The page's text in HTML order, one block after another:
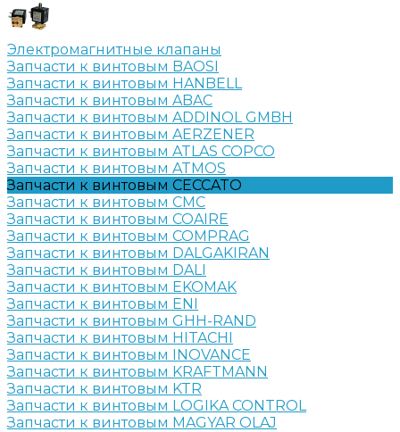
Электромагнитные клапаны
Запчасти к винтовым BAOSI
Запчасти к винтовым HANBELL
Запчасти к винтовым ABAC
Запчасти к винтовым ADDINOL GMBH
Запчасти к винтовым AERZENER
Запчасти к винтовым ATLAS COPCO
Запчасти к винтовым ATMOS
Запчасти к винтовым CECCATO
Запчасти к винтовым CMC
Запчасти к винтовым COAIRE
Запчасти к винтовым COMPRAG
Запчасти к винтовым DALGAKIRAN
Запчасти к винтовым DALI
Запчасти к винтовым EKOMAK
Запчасти к винтовым ENI
Запчасти к винтовым GHH-RAND
Запчасти к винтовым HITACHI
Запчасти к винтовым INOVANCE
Запчасти к винтовым KRAFTMANN
Запчасти к винтовым KTR
Запчасти к винтовым LOGIKA CONTROL
Запчасти к винтовым MAGYAR OLAJ